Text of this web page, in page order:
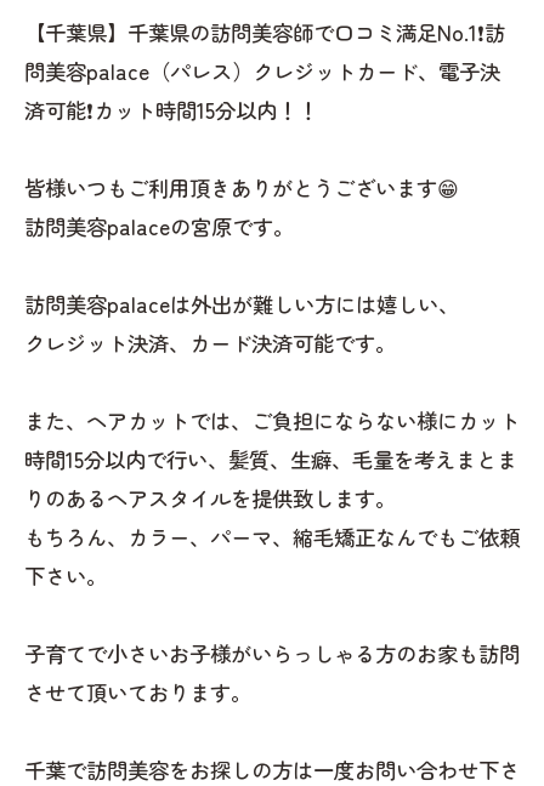
【千葉県】千葉県の訪問美容師で口コミ満足No.1❗️訪
問美容palace（パレス）クレジットカード、電子決
済可能❗️カット時間15分以内！！
皆様いつもご利用頂きありがとうございます😁
訪問美容palaceの宮原です。
訪問美容palaceは外出が難しい方には嬉しい、
クレジット決済、カード決済可能です。
また、ヘアカットでは、ご負担にならない様にカット
時間15分以内で行い、髪質、生癖、毛量を考えまとま
りのあるヘアスタイルを提供致します。
もちろん、カラー、パーマ、縮毛矯正なんでもご依頼
下さい。
子育てで小さいお子様がいらっしゃる方のお家も訪問
させて頂いております。
千葉で訪問美容をお探しの方は一度お問い合わせ下さ